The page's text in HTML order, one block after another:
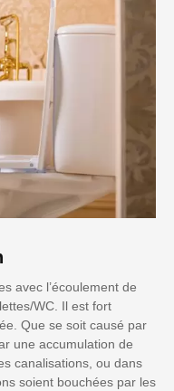
avec l’écoulement de
WC. Il est fort
Que se soit causé par
une accumulation de
canalisations, ou dans
soient bouchées par les